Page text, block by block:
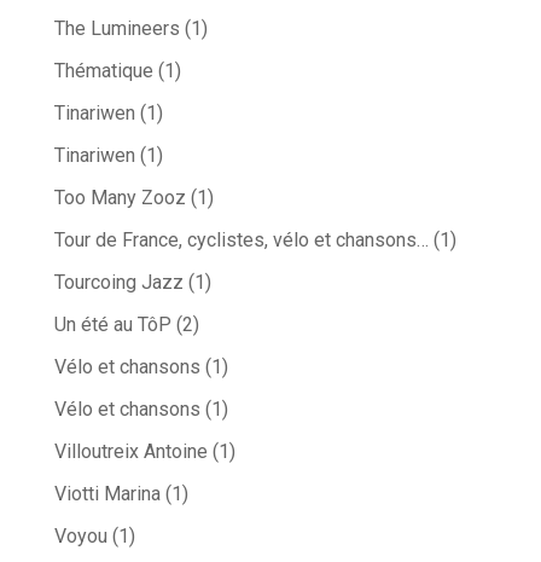
The Lumineers (1)
Thématique (1)
Tinariwen (1)
Tinariwen (1)
Too Many Zooz (1)
Tour de France, cyclistes, vélo et chansons… (1)
Tourcoing Jazz (1)
Un été au TôP (2)
Vélo et chansons (1)
Vélo et chansons (1)
Villoutreix Antoine (1)
Viotti Marina(1)
Voyou (1)